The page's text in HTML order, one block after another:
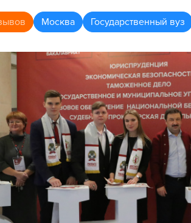
Москва Государственный вуз